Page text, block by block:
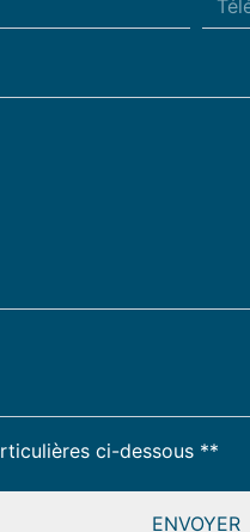
ci-dessous **
ENVOYER